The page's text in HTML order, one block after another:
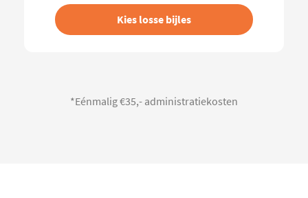
Kies losse bijles
*Eénmalig €35,- administratiekosten